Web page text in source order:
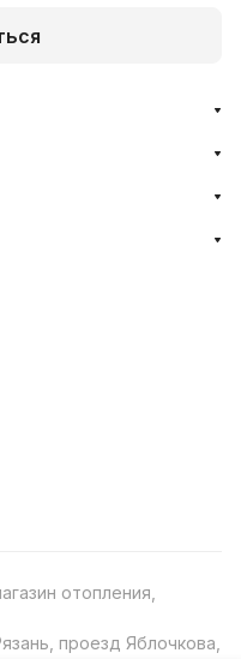
отопления,
проезд Яблочкова,